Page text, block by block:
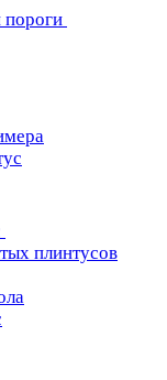
плинтусов